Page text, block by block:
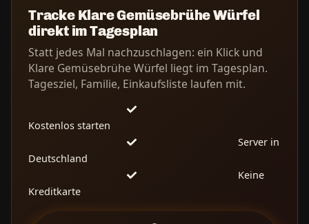
Tracke Klare Gemüsebrühe Würfel
direkt im Tagesplan
Statt jedes Mal nachzuschlagen: ein Klick und
Klare Gemüsebrühe Würfel liegt im Tagesplan.
Tagesziel, Familie, Einkaufsliste laufen mit.
Kostenlos starten
Server in
Deutschland
Keine
Kreditkarte